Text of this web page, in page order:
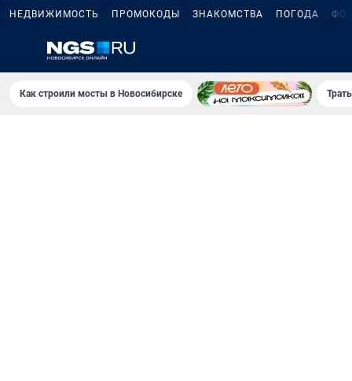
НЕДВИЖИМОСТЬ ПРОМОКОДЫ ЗНАКОМСТВА ПОГОДА
Как строили мосты в Новосибирске